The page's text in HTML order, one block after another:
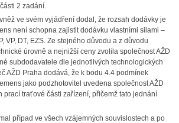
2 zadání.
ve svém vyjádření dodal, že rozsah dodávky je
není schopna zajistit dodávku vlastními silami –
VP, DT, EZS. Ze stejného důvodu a z důvodu
úrovně a nejnižší ceny zvolila společnost AŽD
subdodavatele dle jednotlivých technologických
AŽD Praha dodává, že k bodu 4.4 podmínek
jako podzhotovitel uvedena společnost AŽD
prací traťové části zařízení, přičemž tato jednání
případ ve všech vzájemných souvislostech a po